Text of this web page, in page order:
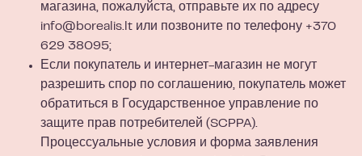
магазина, пожалуйста, отправьте их по адресу
info@borealis.lt или позвоните по телефону +370
629 38095;
Если покупатель и интернет-магазин не могут
разрешить спор по соглашению, покупатель может
обратиться в Государственное управление по
защите прав потребителей (SCPPA).
Процессуальные условия и форма заявления